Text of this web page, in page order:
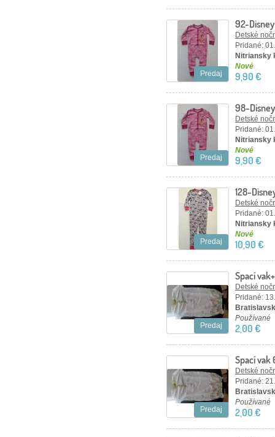
Predaj
92-
Detské
Pridané:
Nitriansky
Nové
9,90 €
Predaj
98-
Detské
Pridané:
Nitriansky
Nové
9,90 €
Predaj
128-
pyžamko.
Detské
Pridané:
Nitriansky
Nové
10,90 €
Predaj
Spací
Detské
Pridané:
Používané
2,00 €
Predaj
Spací
Detské
Pridané:
Používané
2,00 €